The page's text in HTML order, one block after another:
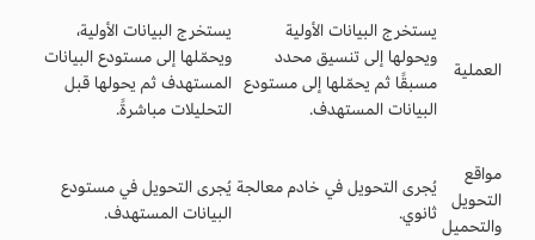
العملية
يستخرج البيانات الأولية
ويحولها إلى تنسيق محدد
مسبقًا ثم يحمّلها إلى مستودع
البيانات المستهدف.
يستخرج البيانات الأولية،
ويحمّلها إلى مستودع البيانات
المستهدف ثم يحولها قبل
التحليلات مباشرةً.
مواقع
التحويل
والتحميل
يُجرى التحويل في خادم معالجة
ثانوي.
يُجرى التحويل في مستودع
البيانات المستهدف.